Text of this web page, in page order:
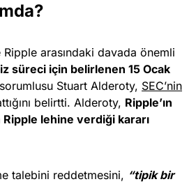
Ripple arasındaki davada önemli
süreci için belirlenen 15 Ocak
Stuart Alderoty, SEC’nin
belirtti. Alderoty, Ripple’ın
lehine verdiği kararı
talebini reddetmesini, “tipik bir